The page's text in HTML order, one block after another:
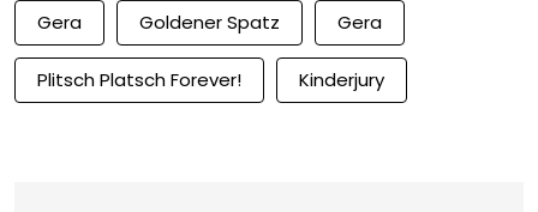
Gera Goldener Spatz Gera
Plitsch Platsch Forever! Kinderjury